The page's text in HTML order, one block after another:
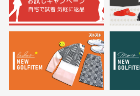
30代女性
高価なブルゾンがお
い
※必ず１つのショッピングカート
ご注文下さいませ。
定休日はありますか？
においについて
ユーズド商品の特性故、メンテン
すが、におい（煙草、香水、お香
り、柔軟剤等)が付着している場